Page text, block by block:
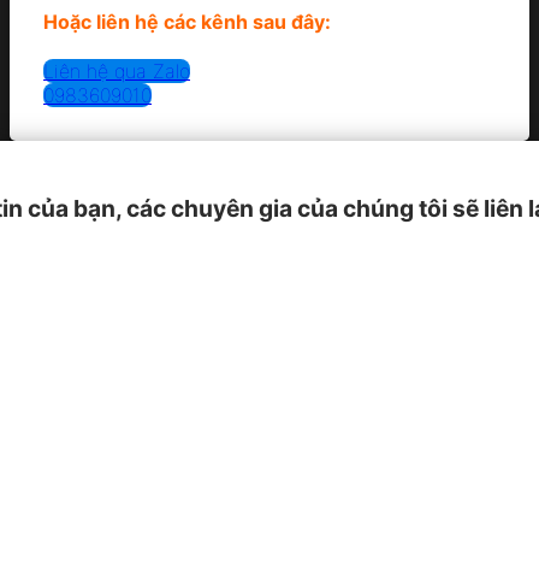
Hoặc liên hệ các kênh sau đây:
Liên hệ qua Zalo
0983609010
của bạn, các chuyên gia của chúng tôi sẽ liên